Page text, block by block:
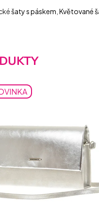
šaty s páskem Květované